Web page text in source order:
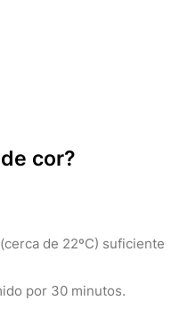
cor?
de 22ºC) suficiente
por 30 minutos.